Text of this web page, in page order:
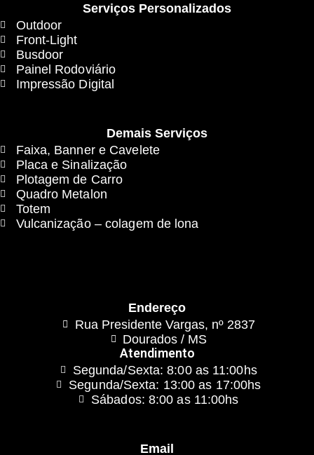
Serviços Personalizados
Outdoor
Front-Light
Busdoor
Painel Rodoviário
Impressão Digital
Demais Serviços
Faixa, Banner e Cavelete
Placa e Sinalização
Plotagem de Carro
Quadro Metalon
Totem
Vulcanização – colagem de lona
Endereço
Rua Presidente Vargas, nº 2837
Dourados / MS
Atendimento
Segunda/Sexta: 8:00 as 11:00hs
Segunda/Sexta: 13:00 as 17:00hs
Sábados: 8:00 as 11:00hs
Email